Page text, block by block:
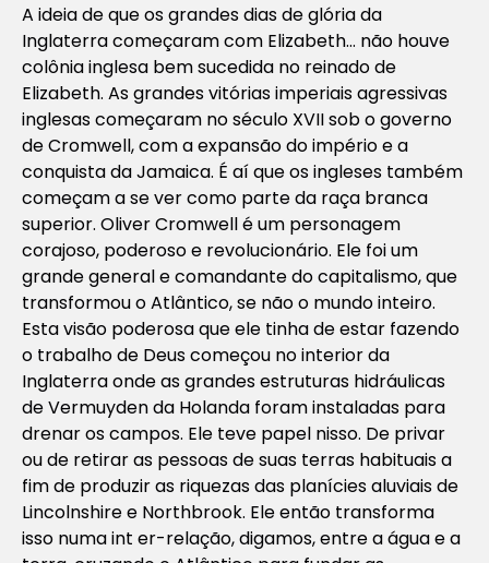
A ideia de que os grandes dias de glória da
Inglaterra começaram com Elizabeth… não houve
colônia inglesa bem sucedida no reinado de
Elizabeth. As grandes vitórias imperiais agressivas
inglesas começaram no século XVII sob o governo
de Cromwell, com a expansão do império e a
conquista da Jamaica. É aí que os ingleses também
começam a se ver como parte da raça branca
superior. Oliver Cromwell é um personagem
corajoso, poderoso e revolucionário. Ele foi um
grande general e comandante do capitalismo, que
transformou o Atlântico, se não o mundo inteiro.
Esta visão poderosa que ele tinha de estar fazendo
o trabalho de Deus começou no interior da
Inglaterra onde as grandes estruturas hidráulicas
de Vermuyden da Holanda foram instaladas para
drenar os campos. Ele teve papel nisso. De privar
ou de retirar as pessoas de suas terras habituais a
fim de produzir as riquezas das planícies aluviais de
Lincolnshire e Northbrook. Ele então transforma
isso numa int er-relação, digamos, entre a água e a